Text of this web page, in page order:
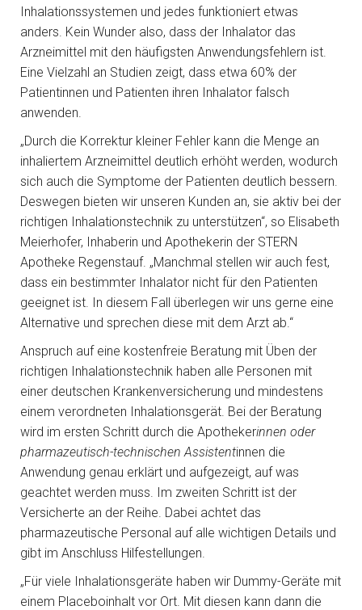
Inhalationssystemen und jedes funktioniert etwas
anders. Kein Wunder also, dass der Inhalator das
Arzneimittel mit den häufigsten Anwendungsfehlern ist.
Eine Vielzahl an Studien zeigt, dass etwa 60% der
Patientinnen und Patienten ihren Inhalator falsch
anwenden.
„Durch die Korrektur kleiner Fehler kann die Menge an
inhaliertem Arzneimittel deutlich erhöht werden, wodurch
sich auch die Symptome der Patienten deutlich bessern.
Deswegen bieten wir unseren Kunden an, sie aktiv bei der
richtigen Inhalationstechnik zu unterstützen“, so Elisabeth
Meierhofer, Inhaberin und Apothekerin der STERN
Apotheke Regenstauf. „Manchmal stellen wir auch fest,
dass ein bestimmter Inhalator nicht für den Patienten
geeignet ist. In diesem Fall überlegen wir uns gerne eine
Alternative und sprechen diese mit dem Arzt ab.“
Anspruch auf eine kostenfreie Beratung mit Üben der
richtigen Inhalationstechnik haben alle Personen mit
einer deutschen Krankenversicherung und mindestens
einem verordneten Inhalationsgerät. Bei der Beratung
wird im ersten Schritt durch die Apothekerinnen oder
pharmazeutisch-technischen Assistentinnen die
Anwendung genau erklärt und aufgezeigt, auf was
geachtet werden muss. Im zweiten Schritt ist der
Versicherte an der Reihe. Dabei achtet das
pharmazeutische Personal auf alle wichtigen Details und
gibt im Anschluss Hilfestellungen.
„Für viele Inhalationsgeräte haben wir Dummy-Geräte mit
einem Placeboinhalt vor Ort. Mit diesen kann dann die